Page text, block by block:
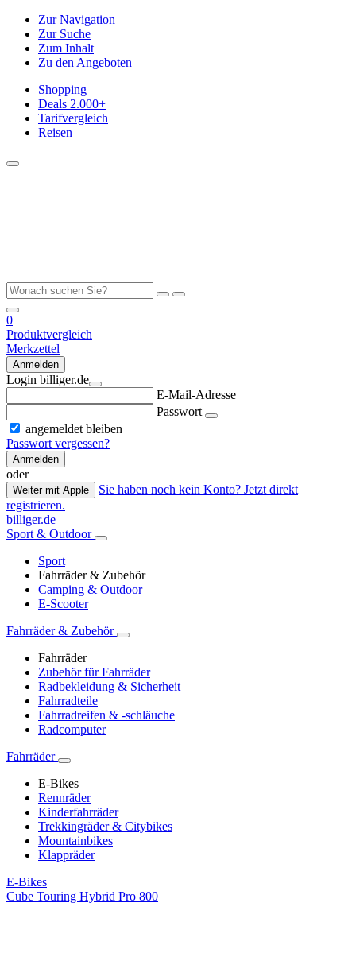
Zur Navigation
Zur Suche
Zum Inhalt
Zu den Angeboten
Shopping
Deals 2.000+
Tarifvergleich
Reisen
0
Produktvergleich
Merkzettel
Anmelden
Login billiger.de
E-Mail-Adresse
Passwort
angemeldet bleiben
Passwort vergessen?
Anmelden
oder
Weiter mit Apple
Sie haben noch kein Konto? Jetzt direkt
registrieren.
billiger.de
Sport & Outdoor
Sport
Fahrräder & Zubehör
Camping & Outdoor
E-Scooter
Fahrräder & Zubehör
Fahrräder
Zubehör für Fahrräder
Radbekleidung & Sicherheit
Fahrradteile
Fahrradreifen & -schläuche
Radcomputer
Fahrräder
E-Bikes
Rennräder
Kinderfahrräder
Trekkingräder & Citybikes
Mountainbikes
Klappräder
E-Bikes
Cube Touring Hybrid Pro 800